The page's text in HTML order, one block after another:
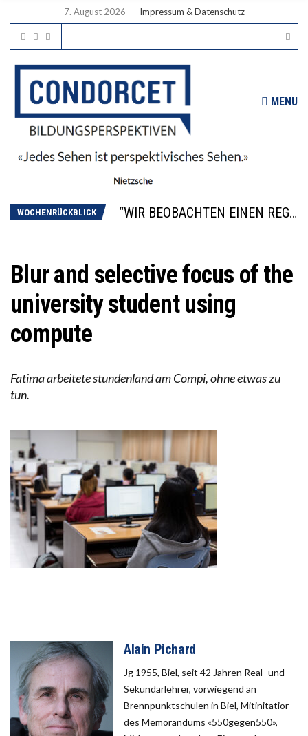
7. August 2026 Impressum & Datenschutz
MENU
WOCHENRÜCKBLICK
“WIR BEOBACHTEN EINEN REGELRECHTEN STURZFLUG BEI DEN LERNLEISTUNGEN”
DIE VERSTÄRKTE HARMONISIERUNG IM SCHULWESEN VERRINGERT DAS INNOVATIONSPOTENZIAL
ICH WILL MEHR EVIDENZ UND WILL WISSEN, WAS ALL DIE INVESTITIONEN BRINGEN
WORAUS WÄCHST, WAS KINDER TRÄGT
Blur and selective focus of the
university student using
compute
Fatima arbeitete stundenland am Compi, ohne etwas zu
tun.
Alain Pichard
Jg 1955, Biel, seit 42 Jahren Real- und
Sekundarlehrer, vorwiegend an
Brennpunktschulen in Biel, Mitinitatior
des Memorandums «550gegen550»,